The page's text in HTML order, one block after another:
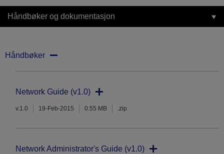
Håndbøker og dokumentasjon
Håndbøker
Network Guide (v1.0)
v.1.0 19-Feb-2015 0.55 MB .zip
Network Administrator's Guide (v1.0)